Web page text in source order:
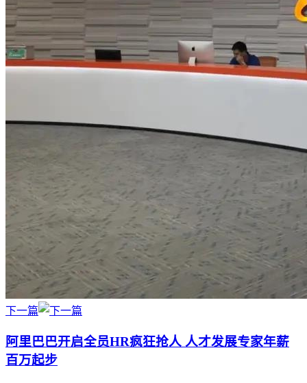
下一篇
阿里巴巴开启全员HR疯狂抢人 人才发展专家年薪
百万起步